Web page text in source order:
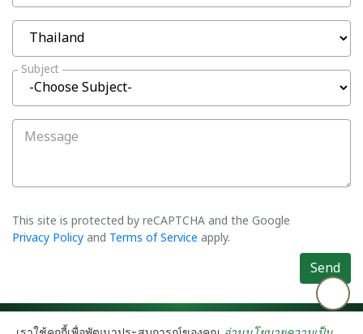
Subject
Message
This site is protected by reCAPTCHA and the Google
Privacy Policyand Terms of Service apply.
Send
©2026 Asiatic Agro Industry Co., Ltd. All rights reserved.Privacy Policy